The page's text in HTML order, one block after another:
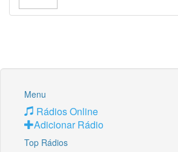
Menu
Rádios Online
Adicionar Rádio
Top Rádios